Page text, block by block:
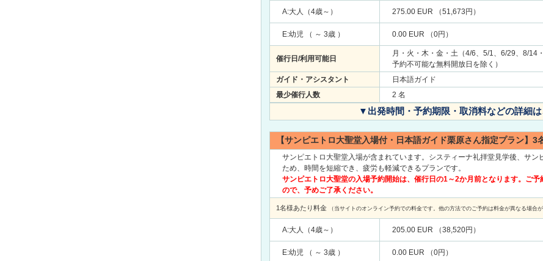
A:大人（4歳～） 275.00 EUR （51,673円）
E:幼児 （ ～ 3歳 ） 0.00 EUR （0円）
催行日/利用可能日
月・火・木・金・土（4/6、5/1、6/29、8/14
予約不可能な無料開放日を除く）
ガイド・アシスタント
日本語ガイド
最少催行人数
2 名
▼出発時間・予約期限・取消料などの詳細
【サンピエトロ大聖堂入場付・日本語ガイド栗原さん指定プラン】3
サンピエトロ大聖堂入場が含まれています。システィーナ礼拝堂見学後、サン
ため、時間を短縮でき、疲労も軽減できるプランです。
サンピエトロ大聖堂の入場予約開始は、催行日の1～2か月前となります。ご
ので、予めご了承ください。
1名様あたり料金 （当サイトのオンライン予約での料金です。他の方法でのご予約は料金が異なる場合が
A:大人（4歳～） 205.00 EUR （38,520円）
E:幼児 （ ～ 3歳 ） 0.00 EUR （0円）